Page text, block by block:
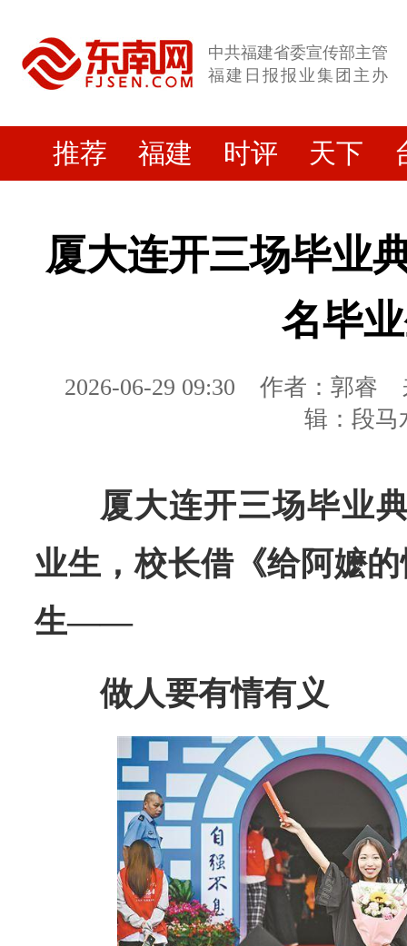
中共福建省委宣传部主管
福建日报报业集团主办
推荐 福建 时评 天下
厦大连开三场毕业
名毕
2026-06-29 09:30 作者：郭睿
辑：段马
厦大连开三场毕业
业生，校长借《给阿嬷
生——
做人要有情有义